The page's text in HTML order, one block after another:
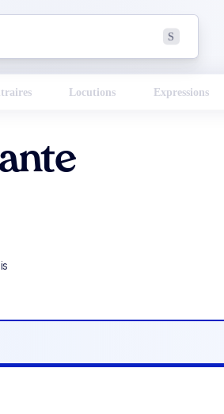
S
Locutions Expressions